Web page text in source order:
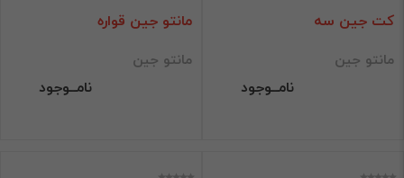
کت جین سه
مانتو جین
نامــوجود
مانتو جین قواره
مانتو جین
نامــوجود